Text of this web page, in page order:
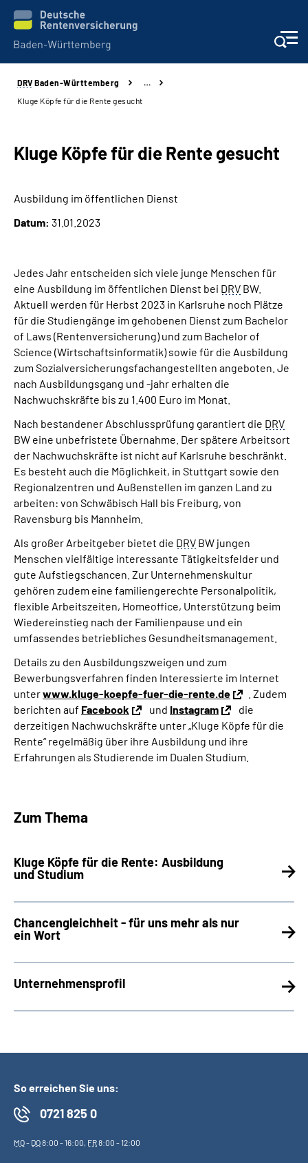
Beratung und Kontakt
Online-Services
Karriere
Über uns
Inhalte in Gebärdensprache (DGS)
Leichte Sprache
Suche
Mein Kundenportal
DRV Baden-Württemberg
…
Kluge Köpfe für die Rente gesucht
Kluge Köpfe für die Rente gesucht
Ausbildung im öffentlichen Dienst
Datum: 31.01.2023
Jedes Jahr entscheiden sich viele junge Menschen für
eine Ausbildung im öffentlichen Dienst bei DRV BW.
Aktuell werden für Herbst 2023 in Karlsruhe noch Plätze
für die Studiengänge im gehobenen Dienst zum Bachelor
of Laws (Rentenversicherung) und zum Bachelor of
Science (Wirtschaftsinformatik) sowie für die Ausbildung
zum Sozialversicherungsfachangestellten angeboten. Je
nach Ausbildungsgang und -jahr erhalten die
Nachwuchskräfte bis zu 1.400 Euro im Monat.
Nach bestandener Abschlussprüfung garantiert die DRV
BW eine unbefristete Übernahme. Der spätere Arbeitsort
der Nachwuchskräfte ist nicht auf Karlsruhe beschränkt.
Es besteht auch die Möglichkeit, in Stuttgart sowie den
Regionalzentren und Außenstellen im ganzen Land zu
arbeiten: von Schwäbisch Hall bis Freiburg, von
Ravensburg bis Mannheim.
Als großer Arbeitgeber bietet die DRV BW jungen
Menschen vielfältige interessante Tätigkeitsfelder und
gute Aufstiegschancen. Zur Unternehmenskultur
gehören zudem eine familiengerechte Personalpolitik,
flexible Arbeitszeiten, Homeoffice, Unterstützung beim
Wiedereinstieg nach der Familienpause und ein
umfassendes betriebliches Gesundheitsmanagement.
Details zu den Ausbildungszweigen und zum
Bewerbungsverfahren finden Interessierte im Internet
unterwww.kluge-koepfe-fuer-die-rente.de
Zudem
berichten auf Facebook und Instagram
die
derzeitigen Nachwuchskräfte unter „Kluge Köpfe für die
Rente“ regelmäßig über ihre Ausbildung und ihre
Erfahrungen als Studierende im Dualen Studium.
Zum Thema
Kluge Köpfe für die Rente: Ausbildung
und Studium
Chancengleichheit - für uns mehr als nur
ein Wort
Unternehmensprofil
So erreichen Sie uns:
0721 825 0
MO- DO8:00 - 16:00, FR8:00 - 12:00